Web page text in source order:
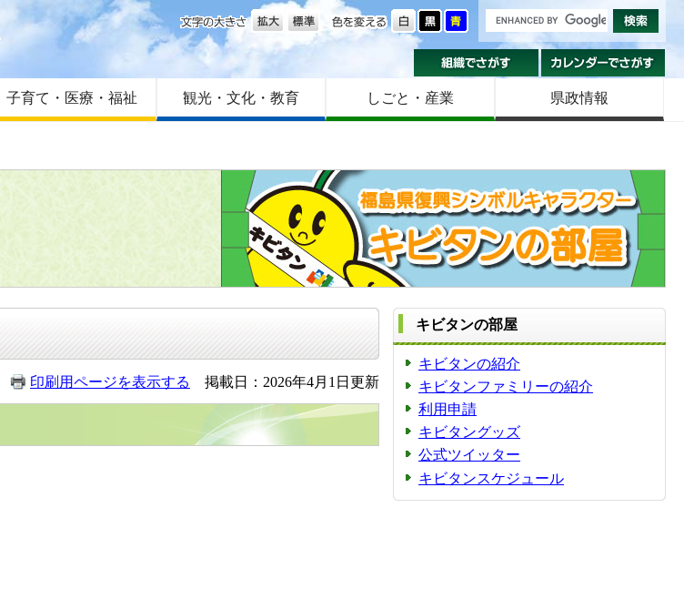
はじめての方へ
Foreign language
サイトマップ
色を変える
文字の大きさ
組織でさがす
子育て・医療・福祉 観光・文化・教育 しごと・産業 県政情報
印刷用ページを表示する 掲載日：2026年4月1日更新
キビタンの部屋
キビタンの紹介
キビタンファミリーの紹介
利用申請
キビタングッズ
公式ツイッター
キビタンスケジュール